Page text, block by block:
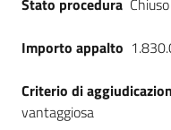
English
site
Seguici
Stato procedura Chiuso
Importo appalto
Criterio di
vantaggiosa